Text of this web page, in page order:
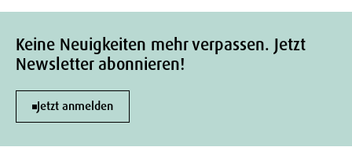
Keine Neuigkeiten mehr verpassen. Jetzt
Newsletter abonnieren!
Jetzt anmelden